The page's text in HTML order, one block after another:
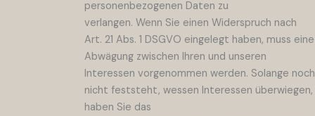
personenbezogenen Daten zu
verlangen. Wenn Sie einen Widerspruch nach
Art. 21 Abs. 1 DSGVO eingelegt haben, muss eine
Abwägung zwischen Ihren und unseren
Interessen vorgenommen werden. Solange noch
nicht feststeht, wessen Interessen überwiegen,
haben Sie das